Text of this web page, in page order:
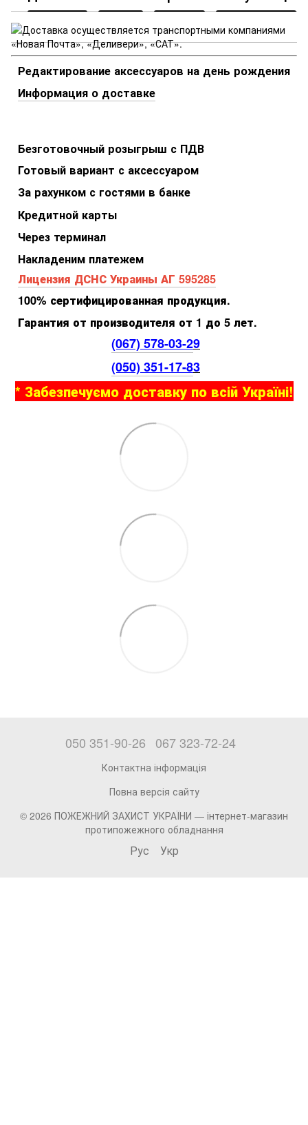
Редактирование аксессуаров на день рождения
Информация о доставке
Безготовочный розыгрыш с ПДВ
Готовый вариант с аксессуаром
За рахунком с гостями в банке
Кредитной карты
Через терминал
Накладеним платежем
Лицензия ДСНС Украины АГ 595285
100% сертифицированная продукция.
Гарантия от производителя от 1 до 5 лет.
(067) 578-03-29
(050) 351-17-83
* Забезпечуємо доставку по всій Україні!
050 351-90-26 067 323-72-24
Контактна інформація
Повна версія сайту
© 2026 ПОЖЕЖНИЙ ЗАХИСТ УКРАЇНИ — інтернет-магазин
протипожежного обладнання
Рус Укр